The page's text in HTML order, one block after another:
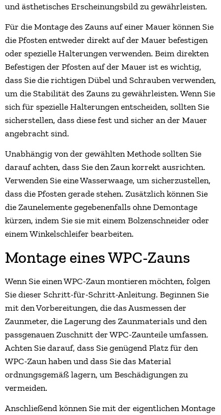
und ästhetisches Erscheinungsbild zu gewährleisten.
Für die Montage des Zauns auf einer Mauer können Sie
die Pfosten entweder direkt auf der Mauer befestigen
oder spezielle Halterungen verwenden. Beim direkten
Befestigen der Pfosten auf der Mauer ist es wichtig,
dass Sie die richtigen Dübel und Schrauben verwenden,
um die Stabilität des Zauns zu gewährleisten. Wenn Sie
sich für spezielle Halterungen entscheiden, sollten Sie
sicherstellen, dass diese fest und sicher an der Mauer
angebracht sind.
Unabhängig von der gewählten Methode sollten Sie
darauf achten, dass Sie den Zaun korrekt ausrichten.
Verwenden Sie eine Wasserwaage, um sicherzustellen,
dass die Pfosten gerade stehen. Zusätzlich können Sie
die Zaunelemente gegebenenfalls ohne Demontage
kürzen, indem Sie sie mit einem Bolzenschneider oder
einem Winkelschleifer bearbeiten.
Montage eines WPC-Zauns
Wenn Sie einen WPC-Zaun montieren möchten, folgen
Sie dieser Schritt-für-Schritt-Anleitung. Beginnen Sie
mit den Vorbereitungen, die das Ausmessen der
Zaunmeter, die Lagerung des Zaunmaterials und den
passgenauen Zuschnitt der WPC-Zaunteile umfassen.
Achten Sie darauf, dass Sie genügend Platz für den
WPC-Zaun haben und dass Sie das Material
ordnungsgemäß lagern, um Beschädigungen zu
vermeiden.
Anschließend können Sie mit der eigentlichen Montage